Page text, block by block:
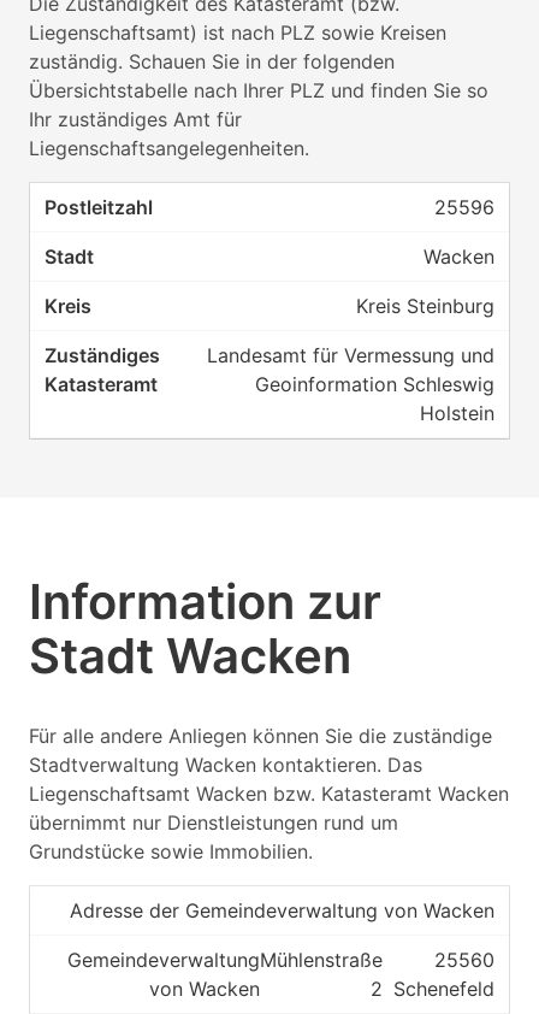
Liegenschaftsamt) ist nach PLZ sowie Kreisen
zuständig. Schauen Sie in der folgenden
Übersichtstabelle nach Ihrer PLZ und finden Sie so
Ihr zuständiges Amt für
Liegenschaftsangelegenheiten.
25596
Wacken
Kreis Steinburg
Landesamt für Vermessung und
Geoinformation Schleswig
Holstein
Information zur
Stadt Wacken
Für alle andere Anliegen können Sie die zuständige
Stadtverwaltung Wacken kontaktieren. Das
Liegenschaftsamt Wacken bzw. Katasteramt Wacken
übernimmt nur Dienstleistungen rund um
Grundstücke sowie Immobilien.
Adresse der Gemeindeverwaltung von Wacken
Gemeindeverwaltung
von Wacken
Mühlenstraße
2
25560
Schenefeld